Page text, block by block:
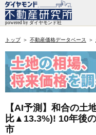
トップ 不動産価格データベース
【AI予測】和合の土
比▲13.3%)! 10年後
市